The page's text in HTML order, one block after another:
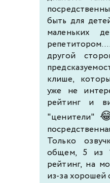
быть для
маленьких
другой
клише,
уже не
рейтинг и
"ценители"
Только
общем, 5 из
рейтинг, на
из-за хорошей